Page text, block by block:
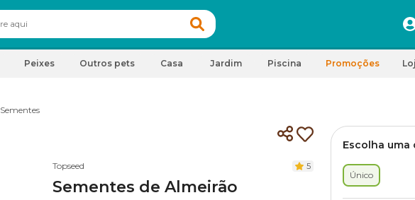
Peixes Outros pets Casa Jardim Piscina Promoções
Sementes
Topseed 5
Sementes de Almeirão
Escolha uma
Único